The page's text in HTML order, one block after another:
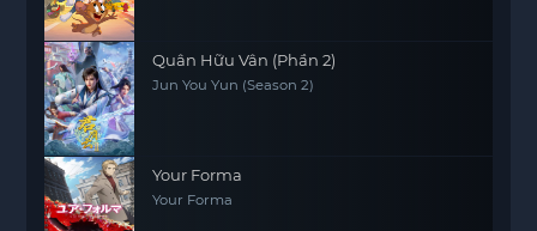
Quân Hữu Vân (Phần 2)
Jun You Yun (Season 2)
Your Forma
Your Forma